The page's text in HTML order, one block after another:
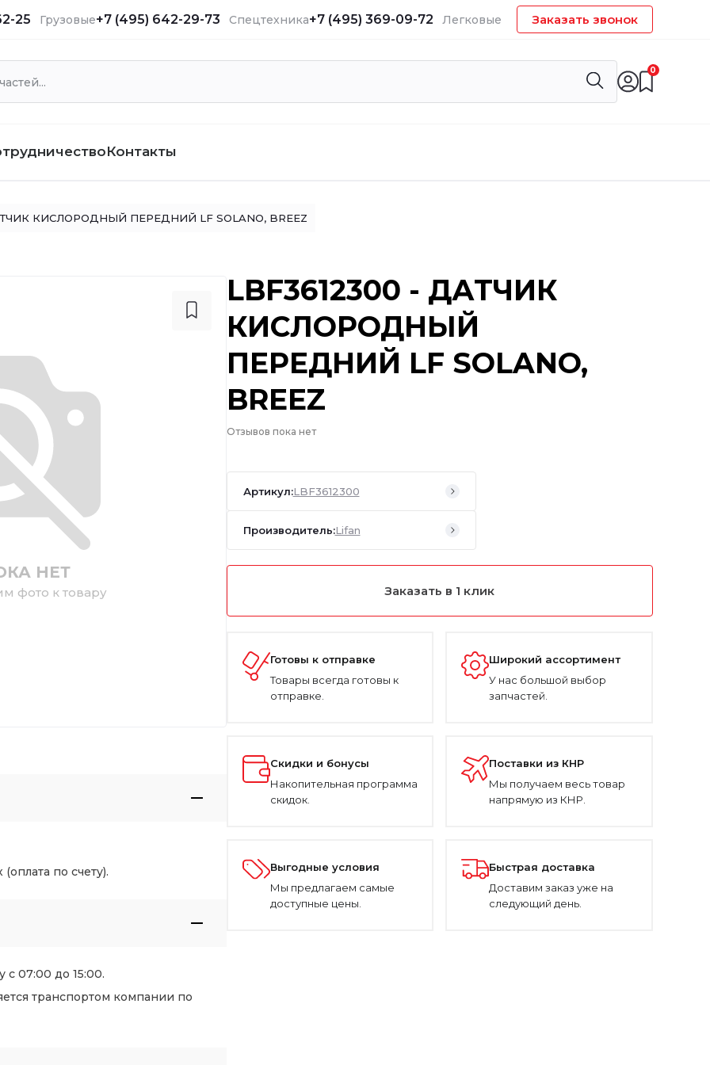
25 Грузовые+7 (495) 642-29-73 Спецтехника+7 (495) 369-09-72 Легковые Заказать звонок
0
Контакты
КИСЛОРОДНЫЙ ПЕРЕДНИЙ LF SOLANO, BREEZ
НЕТ
фото к товару
по счету).
07:00 до 15:00.
транспортом компании по
LBF3612300 - ДАТЧИК
КИСЛОРОДНЫЙ
ПЕРЕДНИЙ LF SOLANO,
BREEZ
Отзывов пока нет
Артикул:LBF3612300
Производитель:Lifan
Заказать в 1 клик
Готовы к отправке
Товары всегда готовы к
отправке.
Широкий ассортимент
У нас большой выбор
запчастей.
Скидки и бонусы
Накопительная программа
скидок.
Поставки из КНР
Мы получаем весь товар
напрямую из КНР.
Выгодные условия
Мы предлагаем самые
доступные цены.
Быстрая доставка
Доставим заказ уже на
следующий день.